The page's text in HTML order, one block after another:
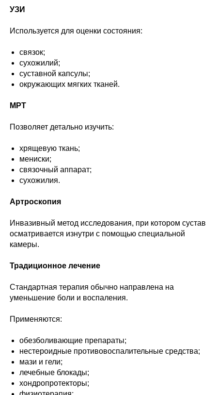
УЗИ
Используется для оценки состояния:
связок;
сухожилий;
суставной капсулы;
окружающих мягких тканей.
МРТ
Позволяет детально изучить:
хрящевую ткань;
мениски;
связочный аппарат;
сухожилия.
Артроскопия
Инвазивный метод исследования, при котором сустав
осматривается изнутри с помощью специальной
камеры.
Традиционное лечение
Стандартная терапия обычно направлена на
уменьшение боли и воспаления.
Применяются:
обезболивающие препараты;
нестероидные противовоспалительные средства;
мази и гели;
лечебные блокады;
хондропротекторы;